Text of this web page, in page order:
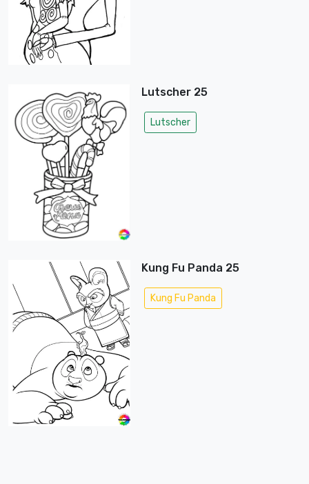
Lutscher 25
Lutscher
Kung Fu Panda 25
Kung Fu Panda